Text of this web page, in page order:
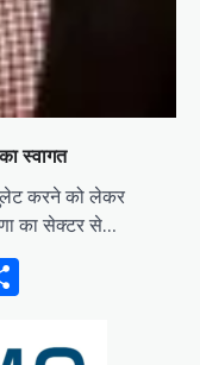
स्वागत
करने को लेकर
का सेक्टर से…